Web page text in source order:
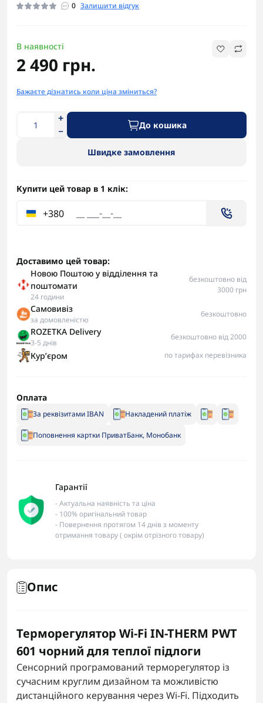
0 Залишити відгук
В наявності
2 490 грн.
Бажаєте дізнатись коли ціна зміниться?
До кошика
Швидке замовлення
Купити цей товар в 1 клік:
+380
Доставимо цей товар:
Новою Поштою у відділення та
поштомати
24 години
безкоштовно від
3000 грн
Самовивіз
за домовленістю
безкоштовно
ROZETKA Delivery
3-5 днів
безкоштовно від 2000
Курʼєром по тарифах перевізника
Оплата
За реквізитами IBAN Накладений платіж
Поповнення картки ПриватБанк, Монобанк
Гарантії
- Актуальна наявність та ціна
- 100% оригінальний товар
- Повернення протягом 14 днів з моменту
отримання товару ( окрім отрізного товару)
Опис
Терморегулятор Wi-Fi IN-THERM PWT
601 чорний для теплої підлоги
Сенсорний програмований терморегулятор із
сучасним круглим дизайном та можливістю
дистанційного керування через Wi-Fi. Підходить